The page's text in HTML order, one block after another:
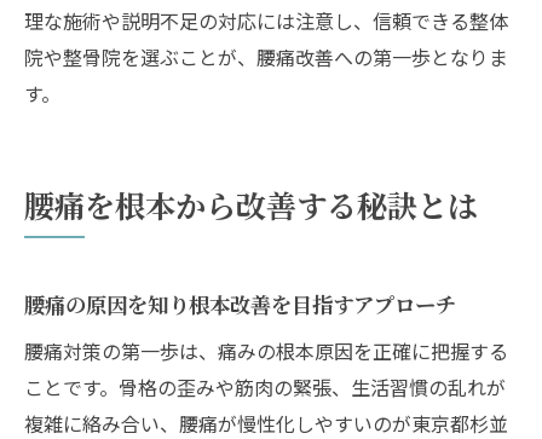
理な施術や説明不足の対応には注意し、信頼できる整体
院や整骨院を選ぶことが、腰痛改善への第一歩となりま
す。
腰痛を根本から改善する秘訣とは
腰痛の原因を知り根本改善を目指すアプローチ
腰痛対策の第一歩は、痛みの根本原因を正確に把握する
ことです。骨格の歪みや筋肉の緊張、生活習慣の乱れが
複雑に絡み合い、腰痛が慢性化しやすいのが東京都杉並